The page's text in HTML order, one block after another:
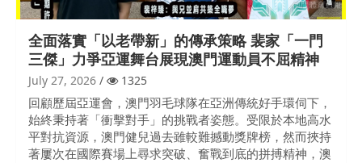
全面落實「以老帶新」的傳承策略 裴家「一門
三傑」力爭亞運舞台展現澳門運動員不屈精神
July 27, 2026 1325
回顧歷屆亞運會，澳門羽毛球隊在亞洲傳統好手環伺下，
始終秉持著「衝擊對手」的挑戰者姿態。受限於本地高水
平對抗資源，澳門健兒過去雖較難撼動獎牌榜，然而挾持
著屢次在國際賽場上尋求突破、奮戰到底的拼搏精神，澳